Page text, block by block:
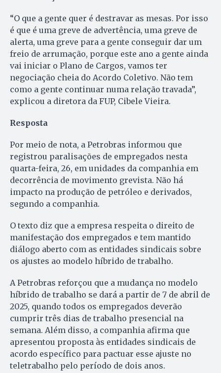
“O que a gente quer é destravar as mesas. Por isso
é que é uma greve de advertência, uma greve de
alerta, uma greve para a gente conseguir dar um
freio de arrumação, porque este ano a gente ainda
vai iniciar o Plano de Cargos, vamos ter
negociação cheia do Acordo Coletivo. Não tem
como a gente continuar numa relação travada”,
explicou a diretora da FUP, Cibele Vieira.
Resposta
Por meio de nota, a Petrobras informou que
registrou paralisações de empregados nesta
quarta-feira, 26, em unidades da companhia em
decorrência de movimento grevista. Não há
impacto na produção de petróleo e derivados,
segundo a companhia.
O texto diz que a empresa respeita o direito de
manifestação dos empregados e tem mantido
diálogo aberto com as entidades sindicais sobre
os ajustes ao modelo híbrido de trabalho.
A Petrobras reforçou que a mudança no modelo
híbrido de trabalho se dará a partir de 7 de abril de
2025, quando todos os empregados deverão
cumprir três dias de trabalho presencial na
semana. Além disso, a companhia afirma que
apresentou proposta às entidades sindicais de
acordo específico para pactuar esse ajuste no
teletrabalho pelo período de dois anos.